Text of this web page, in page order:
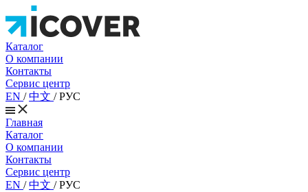
Каталог
О компании
Контакты
Сервис центр
EN /中文 /РУС
Главная
Каталог
О компании
Контакты
Сервис центр
EN /中文 /РУС